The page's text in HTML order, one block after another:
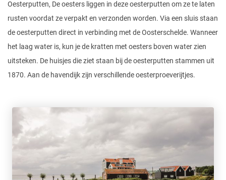
Oesterputten, De oesters liggen in deze oesterputten om ze te laten
rusten voordat ze verpakt en verzonden worden. Via een sluis staan
de oesterputten direct in verbinding met de Oosterschelde. Wanneer
het laag water is, kun je de kratten met oesters boven water zien
uitsteken. De huisjes die ziet staan bij de oesterputten stammen uit
1870. Aan de havendijk zijn verschillende oesterproeverijtjes.